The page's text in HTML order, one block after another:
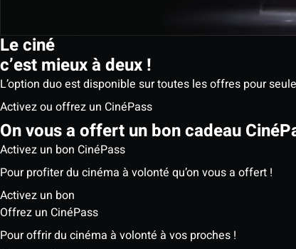
Le ciné
c’est mieux à deux !
L’option duo est disponible sur toutes les offres pour
Activez ou offrez un CinéPass
On vous a offert un bon cadeau
Activez un bon CinéPass
Pour profiter du cinéma à volonté qu’on vous a offert !
Activez un bon
Offrez un CinéPass
Pour offrir du cinéma à volonté à vos proches !